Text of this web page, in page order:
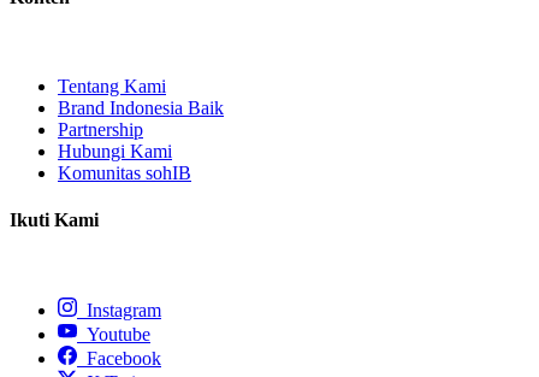
Tentang Kami
Brand Indonesia Baik
Partnership
Hubungi Kami
Komunitas sohIB
Ikuti Kami
Instagram
Youtube
Facebook